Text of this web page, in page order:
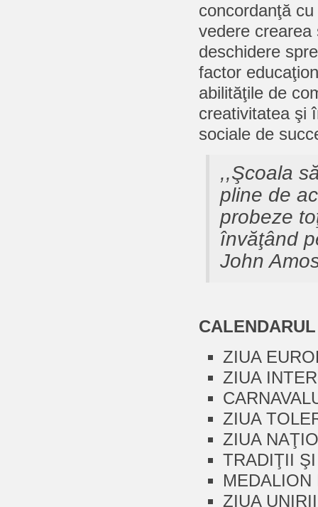
concordanţă
vedere crearea
deschidere
factor
abilităţile de
creativitatea şi
sociale de
,,Şcoala
pline de
probeze
învăţând
John
ZIUA
ZIUA
ZIUA
ZIUA
TRADIŢII
MEDALION
ZIUA